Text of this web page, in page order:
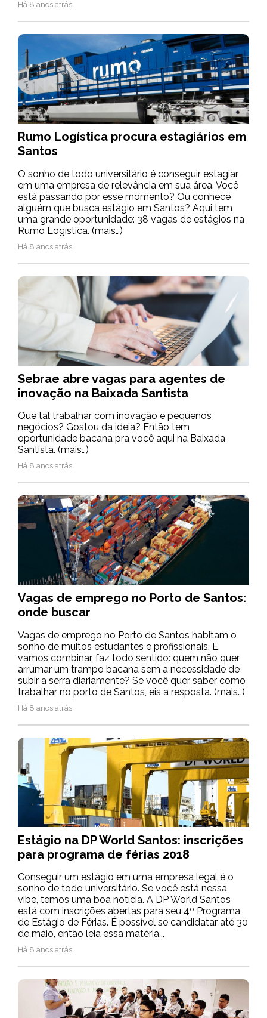
Há 8 anos atrás
Rumo Logística procura estagiários em
Santos
O sonho de todo universitário é conseguir estagiar
em uma empresa de relevância em sua área. Você
está passando por esse momento? Ou conhece
alguém que busca estágio em Santos? Aqui tem
uma grande oportunidade: 38 vagas de estágios na
Rumo Logística. (mais…)
Há 8 anos atrás
Sebrae abre vagas para agentes de
inovação na Baixada Santista
Que tal trabalhar com inovação e pequenos
negócios? Gostou da ideia? Então tem
oportunidade bacana pra você aqui na Baixada
Santista. (mais…)
Há 8 anos atrás
Vagas de emprego no Porto de Santos:
onde buscar
Vagas de emprego no Porto de Santos habitam o
sonho de muitos estudantes e profissionais. E,
vamos combinar, faz todo sentido: quem não quer
arrumar um trampo bacana sem a necessidade de
subir a serra diariamente? Se você quer saber como
trabalhar no porto de Santos, eis a resposta. (mais…)
Há 8 anos atrás
Estágio na DP World Santos: inscrições
para programa de férias 2018
Conseguir um estágio em uma empresa legal é o
sonho de todo universitário. Se você está nessa
vibe, temos uma boa notícia. A DP World Santos
está com inscrições abertas para seu 4º Programa
de Estágio de Férias. É possível se candidatar até 30
de maio, então leia essa matéria...
Há 8 anos atrás